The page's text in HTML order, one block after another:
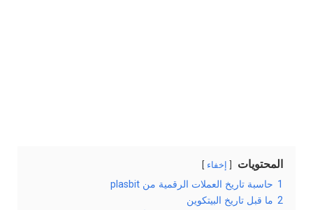
المحتويات إخفاء
1 حاسبة تاريخ العملات الرقمية من plasbit
2 ما قبل تاريخ البيتكوين